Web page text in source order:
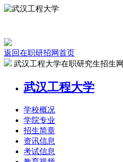
返回在职研招网首页
武汉工程大学在职研究生招生网
武汉工程大学
学校概况
学院专业
招生简章
资讯信息
考试信息